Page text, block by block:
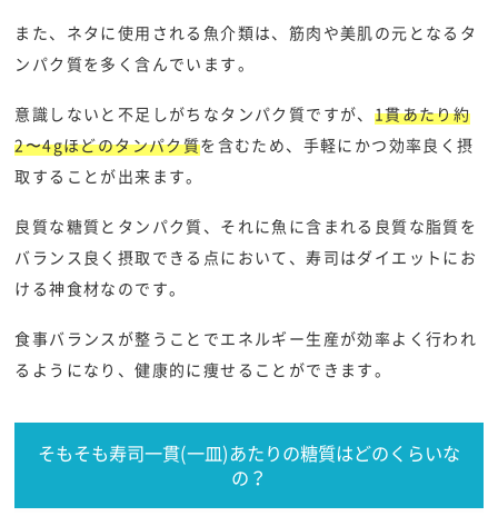
また、ネタに使用される魚介類は、筋肉や美肌の元となるタ
ンパク質を多く含んでいます。
意識しないと不足しがちなタンパク質ですが、 1貫あたり約
2〜4gほどのタンパク質を含むため、手軽にかつ効率良く摂
取することが出来ます。
良質な糖質とタンパク質、それに魚に含まれる良質な脂質を
バランス良く摂取できる点において、寿司はダイエットにお
ける神食材なのです。
食事バランスが整うことでエネルギー生産が効率よく行われ
るようになり、健康的に痩せることができます。
そもそも寿司一貫(一皿)あたりの糖質はどのくらいな
の？